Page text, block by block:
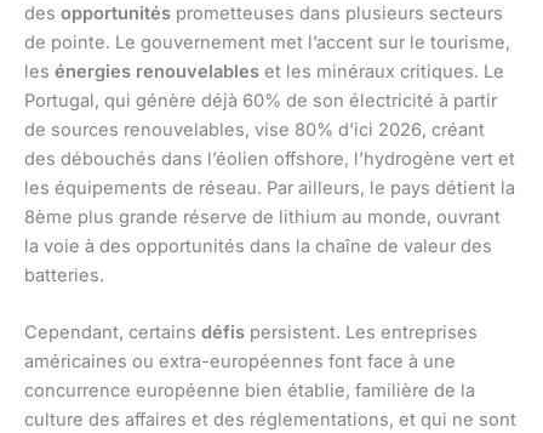
des opportunités prometteuses dans plusieurs secteurs
de pointe. Le gouvernement met l’accent sur le tourisme,
les énergies renouvelables et les minéraux critiques. Le
Portugal, qui génère déjà 60% de son électricité à partir
de sources renouvelables, vise 80% d’ici 2026, créant
des débouchés dans l’éolien offshore, l’hydrogène vert et
les équipements de réseau. Par ailleurs, le pays détient la
8ème plus grande réserve de lithium au monde, ouvrant
la voie à des opportunités dans la chaîne de valeur des
batteries.
Cependant, certains défis persistent. Les entreprises
américaines ou extra-européennes font face à une
concurrence européenne bien établie, familière de la
culture des affaires et des réglementations, et qui ne sont